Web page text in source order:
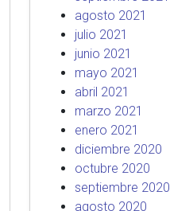
agosto 2021
julio 2021
junio 2021
mayo 2021
abril 2021
marzo 2021
enero 2021
diciembre 2020
octubre 2020
septiembre 2020
agosto 2020